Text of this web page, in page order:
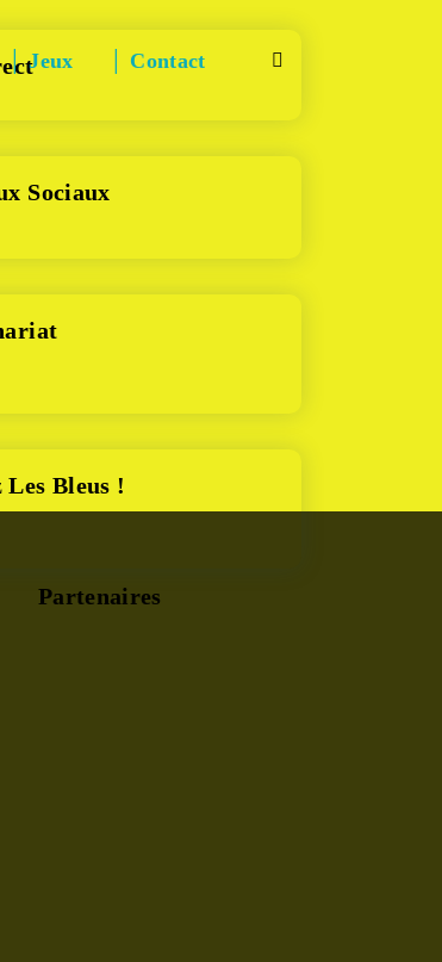
│ Jeux │ Contact
Sociaux
Les Bleus !
Partenaires